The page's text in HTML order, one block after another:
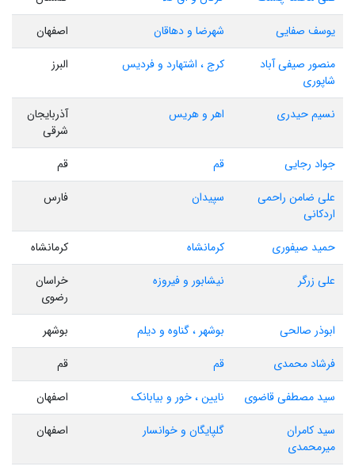
یوسف صفایی
شهرضا و دهاقان
اصفهان
منصور صیفی آباد
شاپوری
کرج ، اشتهارد و فردیس البرز
نسیم حیدری اهر و هریس
آذربایجان
شرقی
جواد رجایی
قم
قم
علی ضامن راحمی
اردکانی
سپیدان فارس
حمید صیفوری کرمانشاه
کرمانشاه
علی زرگر
نیشابور و فیروزه
خراسان
رضوی
ابوذر صالحی
بوشهر ، گناوه و دیلم
بوشهر
فرشاد محمدی
قم
قم
سید مصطفی قاضوی
نایین ، خور و بیابانک
اصفهان
سید کامران
میرمحمدی
گلپایگان و خوانسار اصفهان